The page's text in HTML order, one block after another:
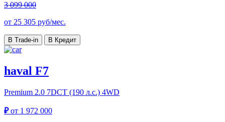
3 099 000
от 25 305 руб/мес.
В Trade-in В Кредит
haval F7
Premium 2.0 7DCT (190 л.с.) 4WD
₽от 1 972 000